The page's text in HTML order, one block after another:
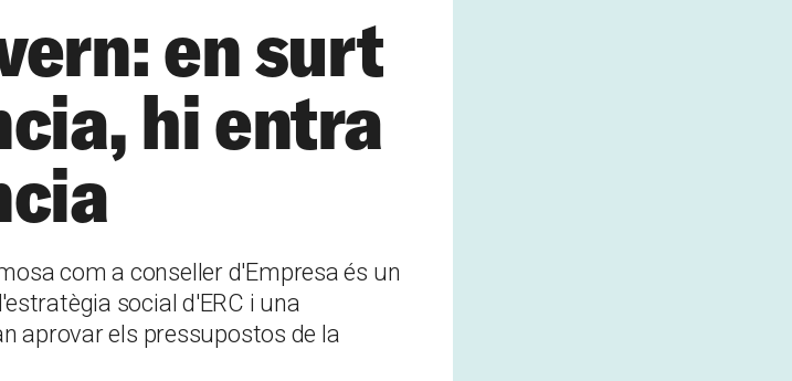
en surt
hi entra
com a conseller d'Empresa és un
social d'ERC i una
aprovar els pressupostos de la